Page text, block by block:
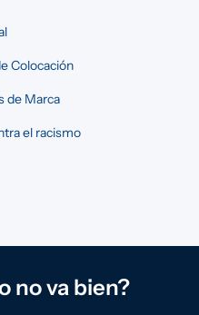
Colocación
de Marca
el racismo
no va bien?